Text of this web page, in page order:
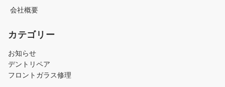
会社概要
カテゴリー
お知らせ
デントリペア
フロントガラス修理